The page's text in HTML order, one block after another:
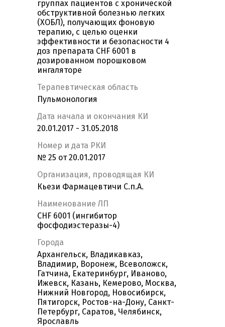
группах пациентов с хронической
обструктивной болезнью легких
(ХОБЛ), получающих фоновую
терапию, с целью оценки
эффективности и безопасности 4
доз препарата CHF 6001 в
дозированном порошковом
ингаляторе
Терапевтическая область
Пульмонология
Дата начала и окончания КИ
20.01.2017 - 31.05.2018
Номер и дата РКИ
№ 25 от 20.01.2017
Организация, проводящая КИ
Кьези Фармацевтичи С.п.А.
Наименование ЛП
CHF 6001 (ингибитор
фосфодиэстеразы-4)
Города
Архангельск, Владикавказ,
Владимир, Воронеж, Всеволожск,
Гатчина, Екатеринбург, Иваново,
Ижевск, Казань, Кемерово, Москва,
Нижний Новгород, Новосибирск,
Пятигорск, Ростов-на-Дону, Санкт-
Петербург, Саратов, Челябинск,
Ярославль